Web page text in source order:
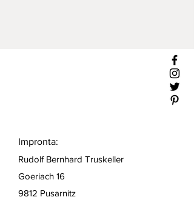
Impronta:
Rudolf Bernhard Truskeller
Goeriach 16
9812 Pusarnitz